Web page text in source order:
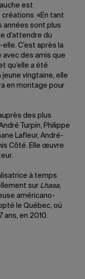
est
«En tant
années sont plus
d’attendre du
C’est après la
avec des amis que
qu’elle a été
jeune vingtaine, elle
en montage pour
des plus
Turpin, Philippe
Lafleur, André-
Côté. Elle œuvre
à temps
sur Lhasa,
américano-
le Québec, où
ans, en 2010.